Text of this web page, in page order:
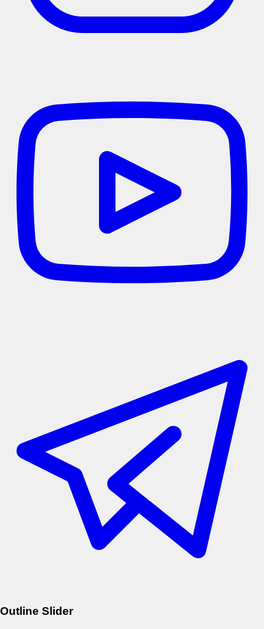
Outline Slider